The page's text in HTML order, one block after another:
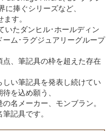
捧ぐシリーズなど、
す。
いたダンヒル･ホールディン
ム･ラグジュアリーグループ
、筆記具の枠を超えた存在
しい筆記具を発表し続けてい
を込め願う、
名メーカー、モンブラン。
記具です。